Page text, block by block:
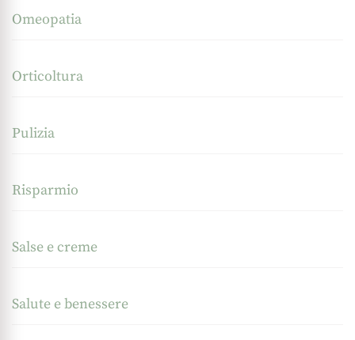
Omeopatia
Orticoltura
Pulizia
Risparmio
Salse e creme
Salute e benessere